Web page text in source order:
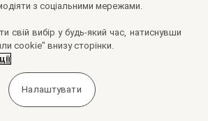
з соціальними мережами.
свій вибір у будь-який час, натиснувши
cookie" внизу сторінки.
Налаштувати